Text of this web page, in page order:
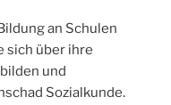
an Schulen
sich über ihre
und
Sozialkunde.